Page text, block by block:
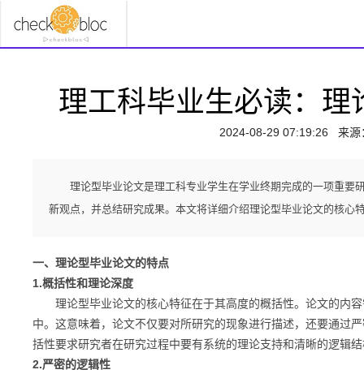
理工科毕业生必读：
2024-08-29 07:19:26 来源
理论型毕业论文是理工科专业学生在学业终期完成的一项重要
新观点，并总结研究成果。本文将详细介绍理论型毕业论文的核
一、理论型毕业论文的特点
1.概括性和理论深度
理论型毕业论文的核心特征在于其高度的概括性。论文的内容
中。这意味着，论文不仅要对所研究的现象进行描述，还要通过
括性要求研究者在研究过程中要有系统的理论支持和清晰的逻辑
2.严密的逻辑性